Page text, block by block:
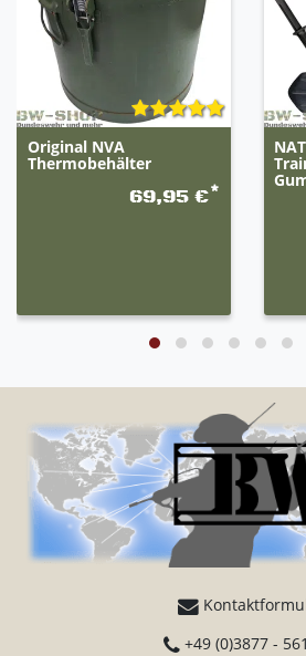
Original NVA
Thermobehälter
69,95 €*
+49 (0)3877 -